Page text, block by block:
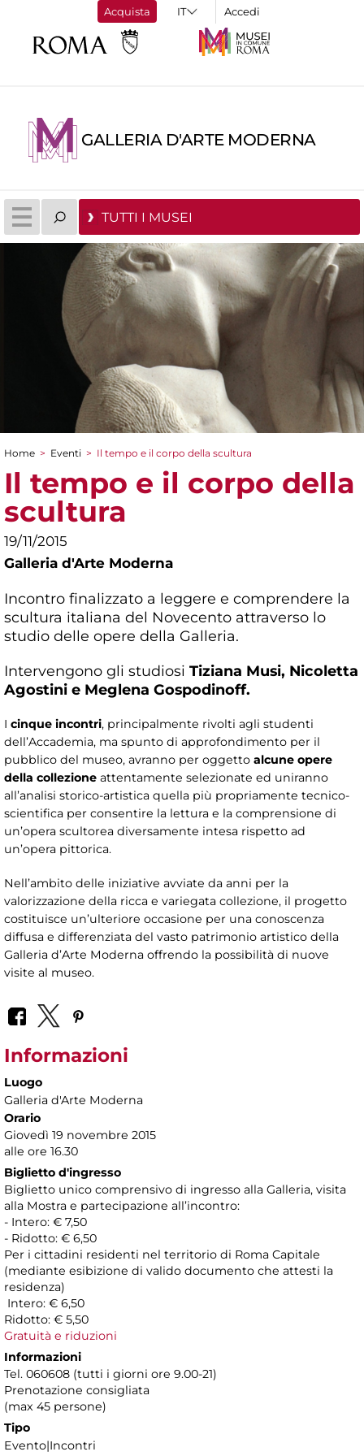
Acquista Accedi
GALLERIA D'ARTE MODERNA
TUTTI I MUSEI
Tu sei qui
Home > Eventi > Il tempo e il corpo della scultura
Il tempo e il corpo della
scultura
19/11/2015
Galleria d'Arte Moderna
Incontro finalizzato a leggere e comprendere la
scultura italiana del Novecento attraverso lo
studio delle opere della Galleria.
Intervengono gli studiosi Tiziana Musi, Nicoletta
Agostini e Meglena Gospodinoff.
I cinque incontri, principalmente rivolti agli studenti
dell’Accademia, ma spunto di approfondimento per il
pubblico del museo, avranno per oggetto alcune opere
della collezione attentamente selezionate ed uniranno
all’analisi storico-artistica quella più propriamente tecnico-
scientifica per consentire la lettura e la comprensione di
un’opera scultorea diversamente intesa rispetto ad
un’opera pittorica.
Nell’ambito delle iniziative avviate da anni per la
valorizzazione della ricca e variegata collezione, il progetto
costituisce un’ulteriore occasione per una conoscenza
diffusa e differenziata del vasto patrimonio artistico della
Galleria d’Arte Moderna offrendo la possibilità di nuove
visite al museo.
Informazioni
Luogo
Galleria d'Arte Moderna
Orario
Giovedì 19 novembre 2015
alle ore 16.30
Biglietto d'ingresso
Biglietto unico comprensivo di ingresso alla Galleria, visita
alla Mostra e partecipazione all’incontro:
- Intero: € 7,50
- Ridotto: € 6,50
Per i cittadini residenti nel territorio di Roma Capitale
(mediante esibizione di valido documento che attesti la
residenza)
Intero: € 6,50
Ridotto: € 5,50
Gratuità e riduzioni
Informazioni
Tel. 060608 (tutti i giorni ore 9.00-21)
Prenotazione consigliata
(max 45 persone)
Tipo
Evento|Incontri